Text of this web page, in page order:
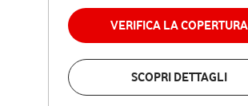
VERIFICA LA COPERTURA
SCOPRI DETTAGLI
permanenza
VERIFICA LA